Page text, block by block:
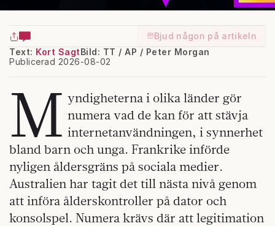
Bjud någon på artikeln
Text: Kort Sagt
Publicerad 2026-08-02
Bild: TT / AP / Peter Morgan
M yndigheterna i olika länder gör
numera vad de kan för att stävja
internetanvändningen, i synnerhet
bland barn och unga. Frankrike införde
nyligen åldersgräns på sociala medier.
Australien har tagit det till nästa nivå genom
att införa ålderskontroller på dator och
konsolspel. Numera krävs där att legitimation